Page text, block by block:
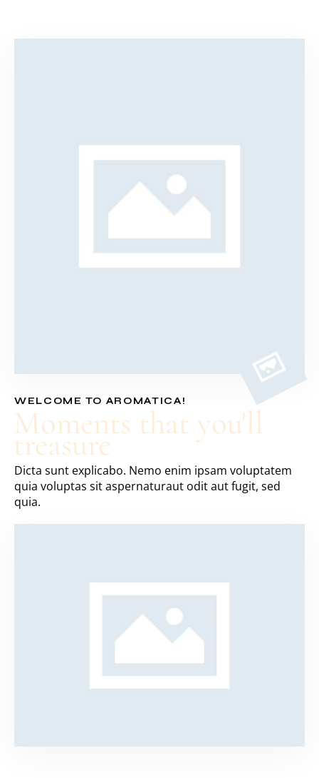
WELCOME TO AROMATICA!
Moments that you'll
treasure
Dicta sunt explicabo. Nemo enim ipsam voluptatem
quia voluptas sit aspernaturaut odit aut fugit, sed
quia.